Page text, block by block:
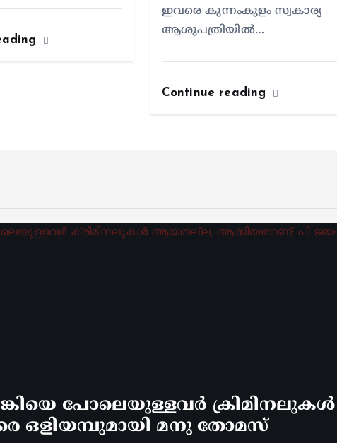
ഇവരെ കുന്നംകുളം സ്വകാര്യ
ആശുപത്രിയില്‍…
Continue reading
പോലെയുള്ളവർ
ഒളിയമ്പുമായി മനു തോമസ്